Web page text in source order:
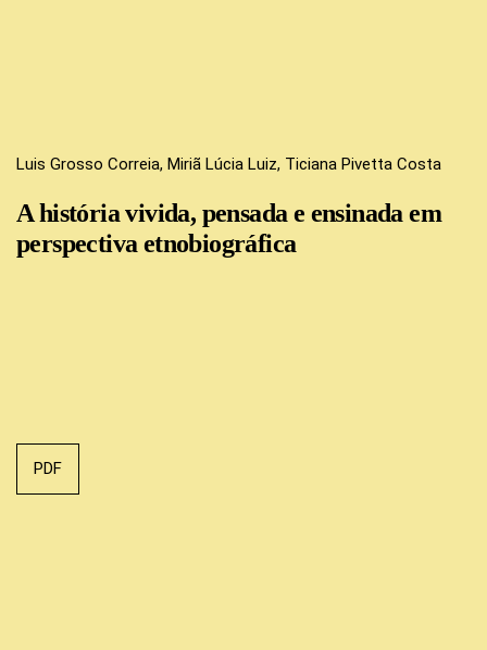
Luis Grosso Correia, Miriã Lúcia Luiz, Ticiana Pivetta Costa
A história vivida, pensada e ensinada em
perspectiva etnobiográfica
PDF